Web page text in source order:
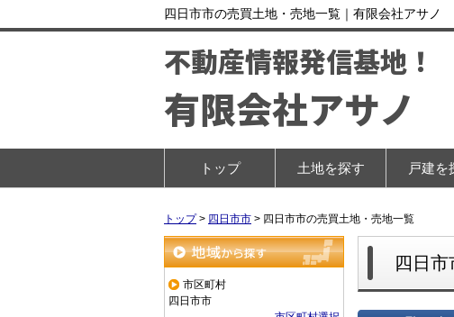
四日市市の売買土地・売地一覧｜有限会社アサノ
不動産情報発信基地！
有限会社アサノ
トップ 土地を探す 戸建を
トップ> 四日市市 > 四日市市の売買土地・売地一覧
地域から探す
市区町村
四日市市
四日